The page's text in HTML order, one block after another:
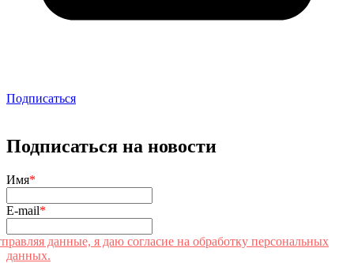
Подписаться
Подписаться на новости
Имя*
E-mail*
данные, я даю согласие на обработку персональных
данных.